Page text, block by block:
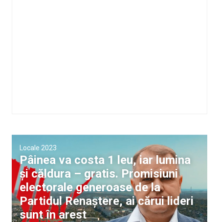
Locale 2023
Pâinea va costa 1 leu, iar lumina
și căldura – gratis. Promisiuni
electorale generoase de la
Partidul Renaștere, ai cărui lideri
sunt în arest